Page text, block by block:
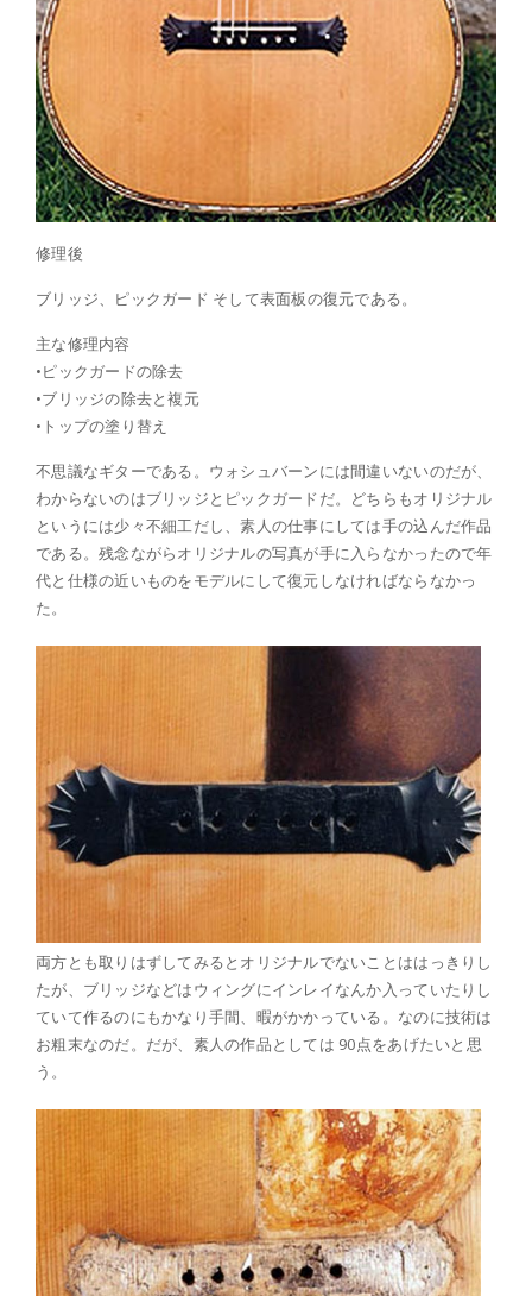
修理後
ブリッジ、ピックガード そして表面板の復元である。
主な修理内容
•ピックガードの除去
•ブリッジの除去と複元
•トップの塗り替え
不思議なギターである。ウォシュバーンには間違いないのだが、
わからないのはブリッジとピックガードだ。どちらもオリジナル
というには少々不細工だし、素人の仕事にしては手の込んだ作品
である。残念ながらオリジナルの写真が手に入らなかったので年
代と仕様の近いものをモデルにして復元しなければならなかっ
た。
両方とも取りはずしてみるとオリジナルでないことははっきりし
たが、ブリッジなどはウィングにインレイなんか入っていたりし
ていて作るのにもかなり手間、暇がかかっている。なのに技術は
お粗末なのだ。だが、素人の作品としては 90点をあげたいと思
う。